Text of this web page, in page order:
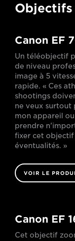
Objectifs
Canon EF
Un téléobjectif
de niveau
image à 5
rapide. « Ces
shootings
ne veux surtout
mon appareil
prendre
fixer cet objectif
éventualités. »
VOIR LE
Canon EF
Cet objectif